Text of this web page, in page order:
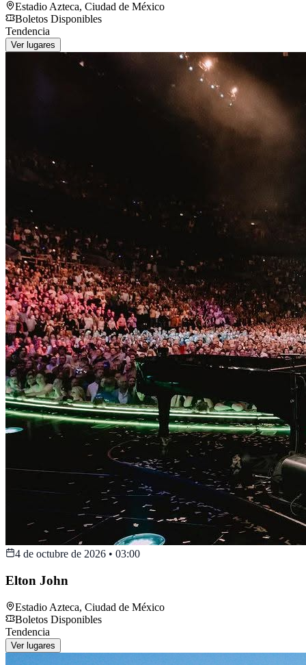
Estadio Azteca, Ciudad de México
Boletos Disponibles
Tendencia
Ver lugares
4 de octubre de 2026 • 03:00
Elton John
Estadio Azteca, Ciudad de México
Boletos Disponibles
Tendencia
Ver lugares